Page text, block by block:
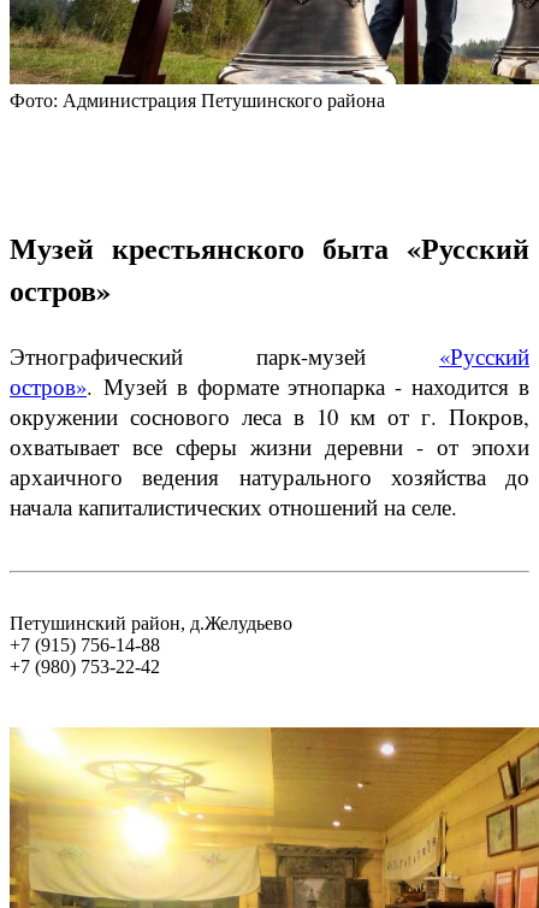
Фото: Администрация Петушинского района
Музей крестьянского быта «Русский
остров»
Этнографический парк-музей «Русский
остров». Музей в формате этнопарка - находится в
окружении соснового леса в 10 км от г. Покров,
охватывает все сферы жизни деревни - от эпохи
архаичного ведения натурального хозяйства до
начала капиталистических отношений на селе.
Петушинский район, д.Желудьево
+7 (915) 756-14-88
+7 (980) 753-22-42